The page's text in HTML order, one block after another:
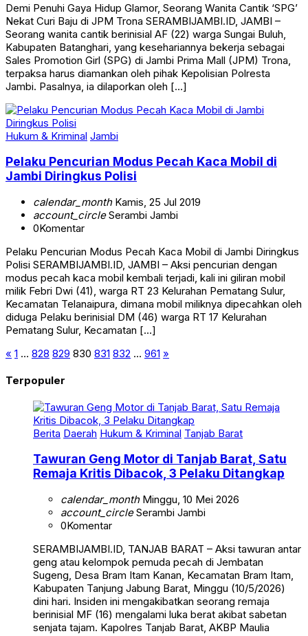
Demi Penuhi Gaya Hidup Glamor, Seorang Wanita Cantik ‘SPG’
Nekat Curi Baju di JPM Trona SERAMBIJAMBI.ID, JAMBI –
Seorang wanita cantik berinisial AF (22) warga Sungai Buluh,
Kabupaten Batanghari, yang kesehariannya bekerja sebagai
Sales Promotion Girl (SPG) di Jambi Prima Mall (JPM) Trona,
terpaksa harus diamankan oleh pihak Kepolisian Polresta
Jambi. Pasalnya, ia dilaporkan oleh […]
Hukum & Kriminal Jambi
Pelaku Pencurian Modus Pecah Kaca Mobil di
Jambi Diringkus Polisi
calendar_monthKamis, 25 Jul 2019
account_circleSerambi Jambi
0Komentar
Pelaku Pencurian Modus Pecah Kaca Mobil di Jambi Diringkus
Polisi SERAMBIJAMBI.ID, JAMBI – Aksi pencurian dengan
modus pecah kaca mobil kembali terjadi, kali ini giliran mobil
milik Febri Dwi (41), warga RT 23 Kelurahan Pematang Sulur,
Kecamatan Telanaipura, dimana mobil miliknya dipecahkan oleh
diduga Pelaku berinisial DM (46) warga RT 17 Kelurahan
Pematang Sulur, Kecamatan […]
« 1 … 828 829 830 831 832 … 961 »
Terpopuler
Berita Daerah Hukum & Kriminal Tanjab Barat
Tawuran Geng Motor di Tanjab Barat, Satu
Remaja Kritis Dibacok, 3 Pelaku Ditangkap
calendar_monthMinggu, 10 Mei 2026
account_circleSerambi Jambi
0Komentar
SERAMBIJAMBI.ID, TANJAB BARAT – Aksi tawuran antar
geng atau kelompok pemuda pecah di Jembatan
Sugeng, Desa Bram Itam Kanan, Kecamatan Bram Itam,
Kabupaten Tanjung Jabung Barat, Minggu (10/5/2026)
dini hari. Insiden ini mengakibatkan seorang remaja
berinisial MF (16) mengalami luka berat akibat sabetan
senjata tajam. Kapolres Tanjab Barat, AKBP Maulia